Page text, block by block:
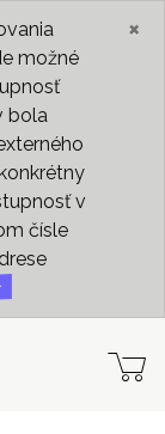
možné
bola
v
čísle
×